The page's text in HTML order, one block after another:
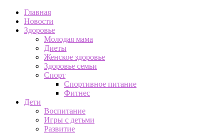
Главная
Новости
Здоровье
Молодая мама
Диеты
Женское здоровье
Здоровье семьи
Спорт
Спортивное питание
Фитнес
Дети
Воспитание
Игры с детьми
Развитие